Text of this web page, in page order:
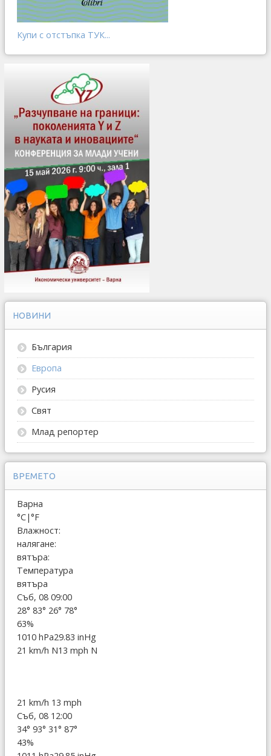
Купи с отстъпка ТУК...
НОВИНИ
България
Европа
Русия
Свят
Млад репортер
ВРЕМЕТО
Варна
°C|°F
Влажност:
налягане:
вятъра:
Температура
вятъра
Съб, 08 09:00
28° 83° 26° 78°
63%
1010 hPa29.83 inHg
21 km/h N13 mph N
21 km/h 13 mph
Съб, 08 12:00
34° 93° 31° 87°
43%